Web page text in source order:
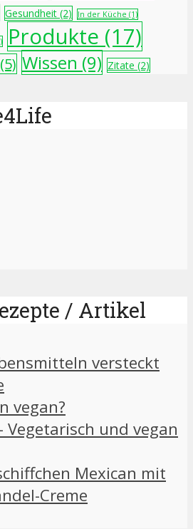
Gesundheit (2) In der Küche (1)
Produkte (17)
(5) Wissen (9) Zitate (2)
/ Artikel
versteckt
vegan?
Vegetarisch und vegan
Mexican mit
Creme